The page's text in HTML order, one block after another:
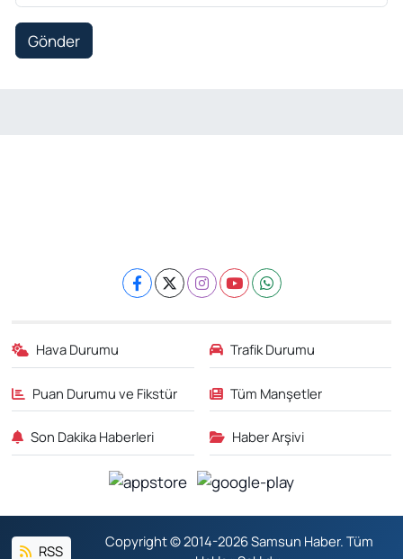
Gönder
Hava Durumu Trafik Durumu
Puan Durumu ve Fikstür Tüm Manşetler
Son Dakika Haberleri Haber Arşivi
RSS
Copyright © 2014-2026 Samsun Haber. Tüm